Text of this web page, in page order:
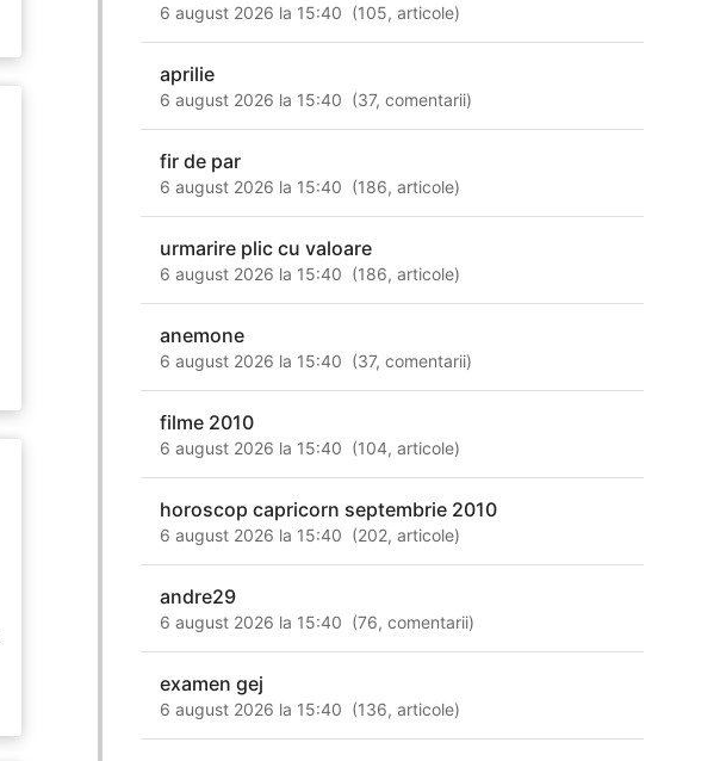
6 august 2026 la 15:40 (105,articole)
aprilie
6 august 2026 la 15:40 (37,comentarii)
fir de par
6 august 2026 la 15:40 (186,articole)
urmarire plic cu valoare
6 august 2026 la 15:40 (186,articole)
anemone
6 august 2026 la 15:40 (37,comentarii)
filme 2010
6 august 2026 la 15:40 (104,articole)
horoscop capricorn septembrie 2010
6 august 2026 la 15:40 (202,articole)
andre29
6 august 2026 la 15:40 (76,comentarii)
examen gej
6 august 2026 la 15:40 (136,articole)